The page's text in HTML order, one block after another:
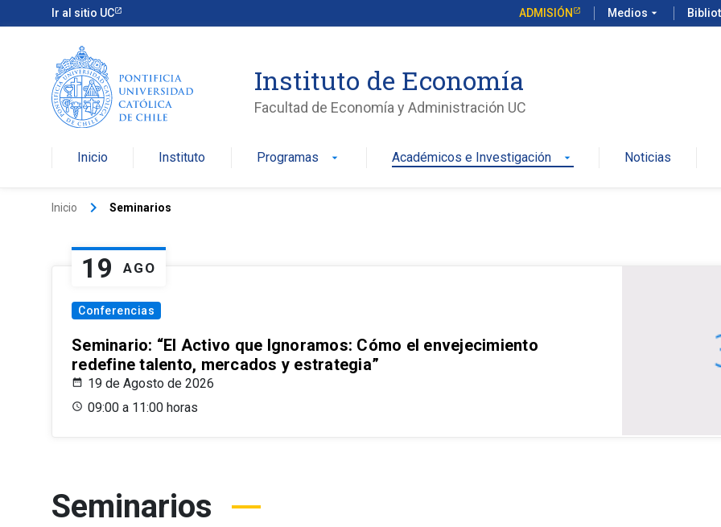
Ir al sitio UC ADMISIÓN Medios arrow_drop_down
Instituto de Economía
Facultad de Economía y Administración UC
Inicio Instituto Programas arrow_drop_down Académicos e Investigación arrow_drop_down Noticias
Inicio keyboard_arrow_right Seminarios
19 AGO
Conferencias
Seminario: “El Activo que Ignoramos: Cómo el envejecimiento
redefine talento, mercados y estrategia”
19 de Agosto de 2026
09:00 a 11:00 horas
Seminarios